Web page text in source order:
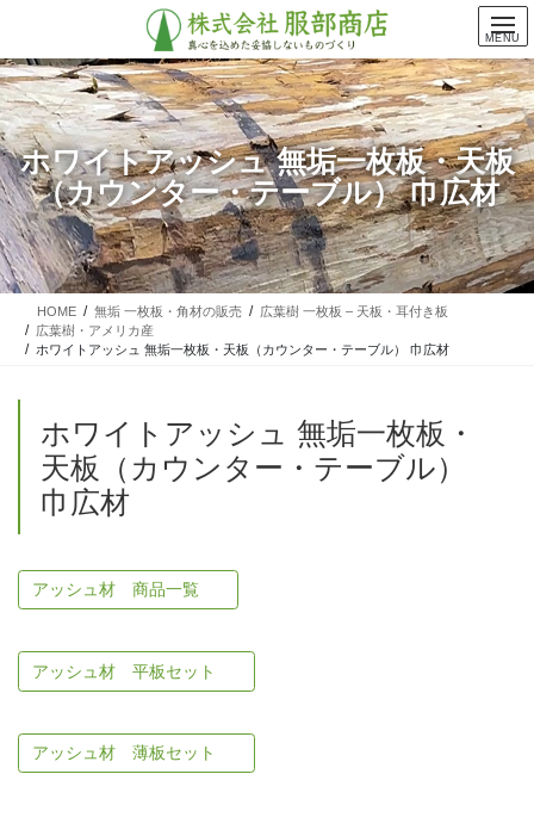
テ
ン
ツ
に
移
動
ゲ
ー
シ
ョ
ン
に
移
動
ホワイトアッシュ 無垢一枚板・天板
（カウンター・テーブル） 巾広材
HOME 無垢 一枚板・角材の販売
広葉樹 一枚板 – 天板・耳付き板
広葉樹・アメリカ産
ホワイトアッシュ 無垢一枚板・天板（カウンター・テーブル） 巾広材
ホワイトアッシュ 無垢一枚板・
天板（カウンター・テーブル）
巾広材
アッシュ材 商品一覧
アッシュ材 平板セット
アッシュ材 薄板セット
MENU